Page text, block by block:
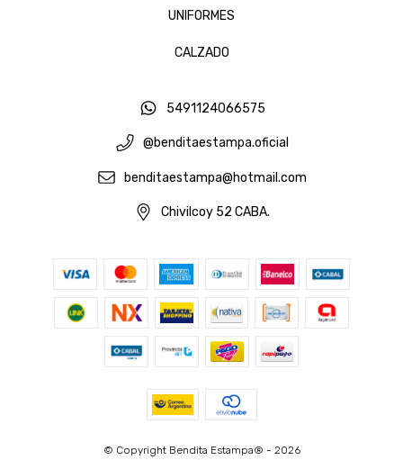
UNIFORMES
CALZADO
5491124066575
@benditaestampa.oficial
benditaestampa@hotmail.com
Chivilcoy 52 CABA.
© Copyright Bendita Estampa® - 2026